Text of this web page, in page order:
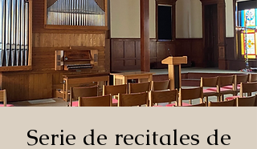
Serie de recitales de